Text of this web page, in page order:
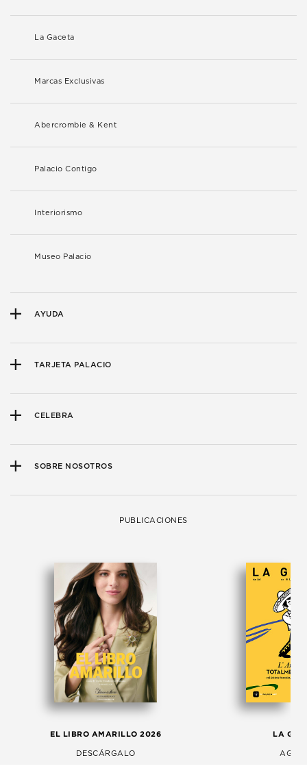
La Gaceta
Marcas Exclusivas
Abercrombie & Kent
Palacio Contigo
Interiorismo
Museo Palacio
AYUDA
TARJETA PALACIO
CELEBRA
SOBRE NOSOTROS
PUBLICACIONES
EL LIBRO AMARILLO 2026
DESCÁRGALO
LA